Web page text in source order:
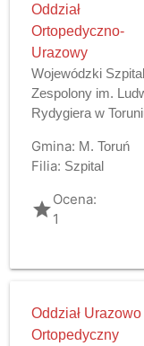
Oddział
Ortopedyczno-
Urazowy
Wojewódzki Szpital
Zespolony im.
Rydygiera w
Gmina: M. Toruń
Filia: Szpital
gradeOcena:
1
Oddział Urazowo
Ortopedyczny